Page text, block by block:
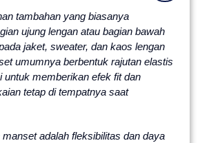
tambahan yang biasanya
ujung lengan atau bagian bawah
jaket, sweater, dan kaos lengan
umumnya berbentuk rajutan elastis
untuk memberikan efek fit dan
tetap di tempatnya saat
adalah fleksibilitas dan daya